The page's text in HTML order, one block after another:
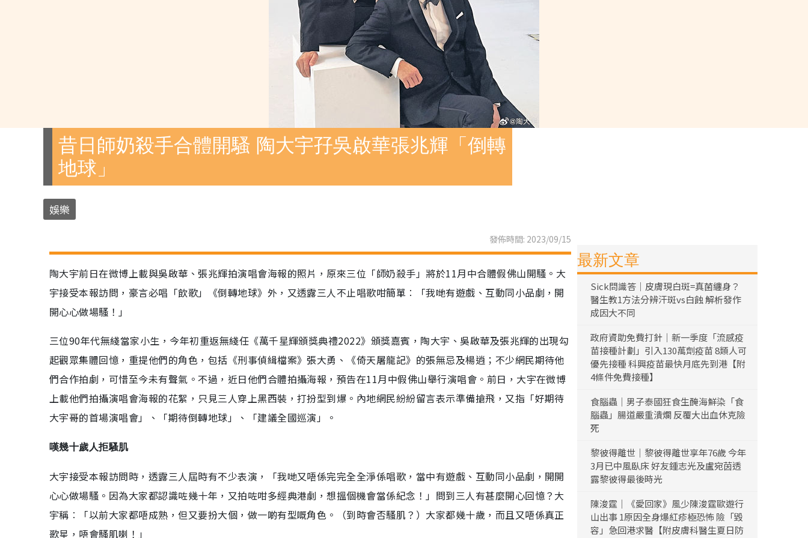
昔日師奶殺手合體開騷 陶大宇孖吳啟華張兆輝「倒轉
地球」
娛樂
發佈時間: 2023/09/15
陶大宇前日在微博上載與吳啟華、張兆輝拍演唱會海報的照片，原來三位「師奶殺手」將於11月中合體假佛山開騷。大
宇接受本報訪問，豪言必唱「飲歌」《倒轉地球》外，又透露三人不止唱歌咁簡單︰「我哋有遊戲、互動同小品劇，開
開心心做場騷！」
三位90年代無綫當家小生，今年初重返無綫任《萬千星輝頒獎典禮2022》頒獎嘉賓，陶大宇、吳啟華及張兆輝的出現勾
起觀眾集體回憶，重提他們的角色，包括《刑事偵緝檔案》張大勇、《倚天屠龍記》的張無忌及楊逍；不少網民期待他
們合作拍劇，可惜至今未有聲氣。不過，近日他們合體拍攝海報，預告在11月中假佛山舉行演唱會。前日，大宇在微博
上載他們拍攝演唱會海報的花絮，只見三人穿上黑西裝，打扮型到爆。內地網民紛紛留言表示準備搶飛，又指「好期待
大宇哥的首場演唱會」、「期待倒轉地球」、「建議全國巡演」。
嘆幾十歲人拒騷肌
大宇接受本報訪問時，透露三人屆時有不少表演，「我哋又唔係完完全全淨係唱歌，當中有遊戲、互動同小品劇，開開
心心做場騷。因為大家都認識咗幾十年，又拍咗咁多經典港劇，想搵個機會當係紀念！」問到三人有甚麼開心回憶？大
宇稱︰「以前大家都唔成熟，但又要扮大個，做一啲有型嘅角色。（到時會否騷肌？）大家都幾十歲，而且又唔係真正
歌星，唔會騷肌喇！」
最新文章
Sick問識答｜皮膚現白斑=真菌纏身？
醫生教1方法分辨汗斑vs白蝕 解析發作
成因大不同
政府資助免費打針｜新一季度「流感疫
苗接種計劃」引入130萬劑疫苗 8類人可
優先接種 科興疫苗最快月底先到港【附
4條件免費接種】
食腦蟲｜男子泰國狂食生醃海鮮染「食
腦蟲」腸道嚴重潰爛 反覆大出血休克險
死
黎彼得離世｜黎彼得離世享年76歲 今年
3月已中風臥床 好友鍾志光及盧宛茵透
露黎彼得最後時光
陳浚霆｜《愛回家》風少陳浚霆歐遊行
山出事 1原因全身爆紅疹極恐怖 險「毀
容」急回港求醫【附皮膚科醫生夏日防